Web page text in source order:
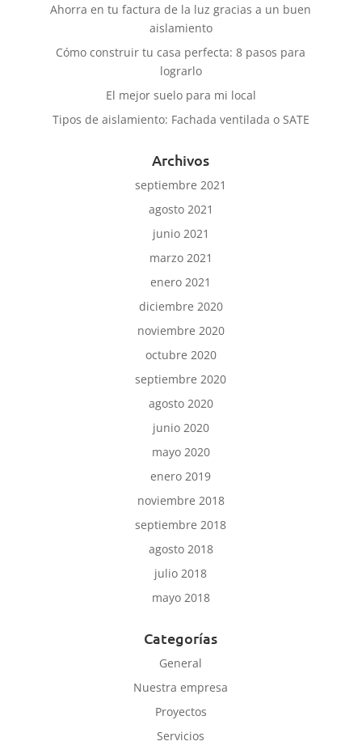
Ahorra en tu factura de la luz gracias a un buen
aislamiento
Cómo construir tu casa perfecta: 8 pasos para
lograrlo
El mejor suelo para mi local
Tipos de aislamiento: Fachada ventilada o SATE
Archivos
septiembre 2021
agosto 2021
junio 2021
marzo 2021
enero 2021
diciembre 2020
noviembre 2020
octubre 2020
septiembre 2020
agosto 2020
junio 2020
mayo 2020
enero 2019
noviembre 2018
septiembre 2018
agosto 2018
julio 2018
mayo 2018
Categorías
General
Nuestra empresa
Proyectos
Servicios